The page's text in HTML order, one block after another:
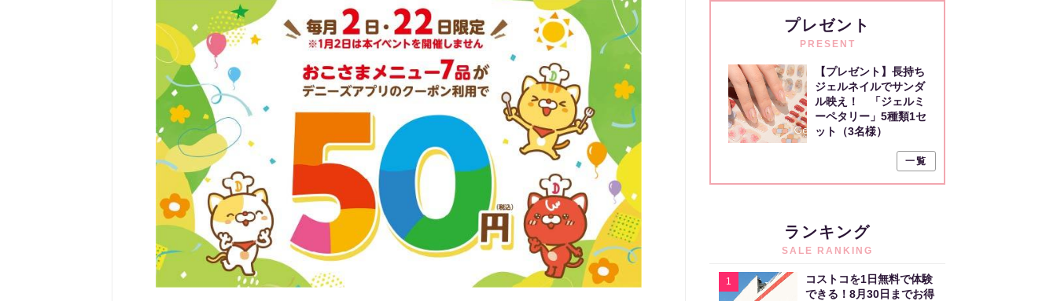
プレゼント
PRESENT
【プレゼント】長持ち
ジェルネイルでサンダ
ル映え！ 「ジェルミ
ーペタリー」5種類1セ
ット（3名様）
一覧
ランキング
SALE RANKING
1
コストコを1日無料で体験
できる！8月30日までお得